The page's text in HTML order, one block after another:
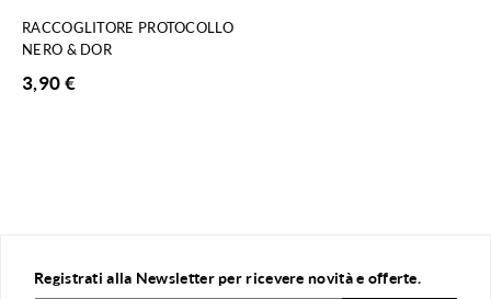
RACCOGLITORE PROTOCOLLO
NERO & DOR
3,90€
Registrati alla Newsletter per ricevere novità e offerte.